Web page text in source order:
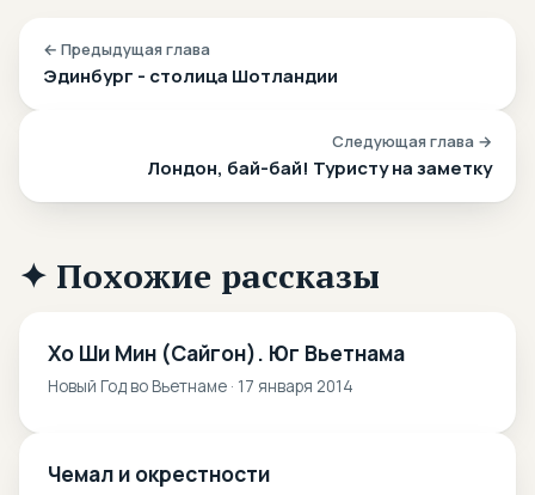
← Предыдущая глава
Эдинбург - столица Шотландии
Следующая глава →
Лондон, бай-бай! Туристу на заметку
✦ Похожие рассказы
Хо Ши Мин (Сайгон). Юг Вьетнама
Новый Год во Вьетнаме · 17 января 2014
Чемал и окрестности